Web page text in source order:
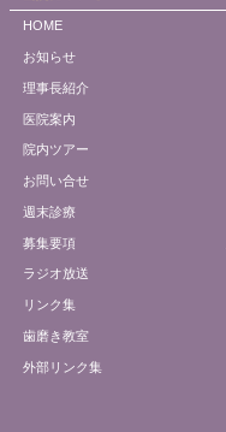
HOME
お知らせ
理事長紹介
医院案内
院内ツアー
お問い合せ
週末診療
募集要項
ラジオ放送
リンク集
歯磨き教室
外部リンク集